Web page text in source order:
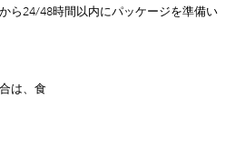
ら24/48時間以内にパッケージを準備い
は、食